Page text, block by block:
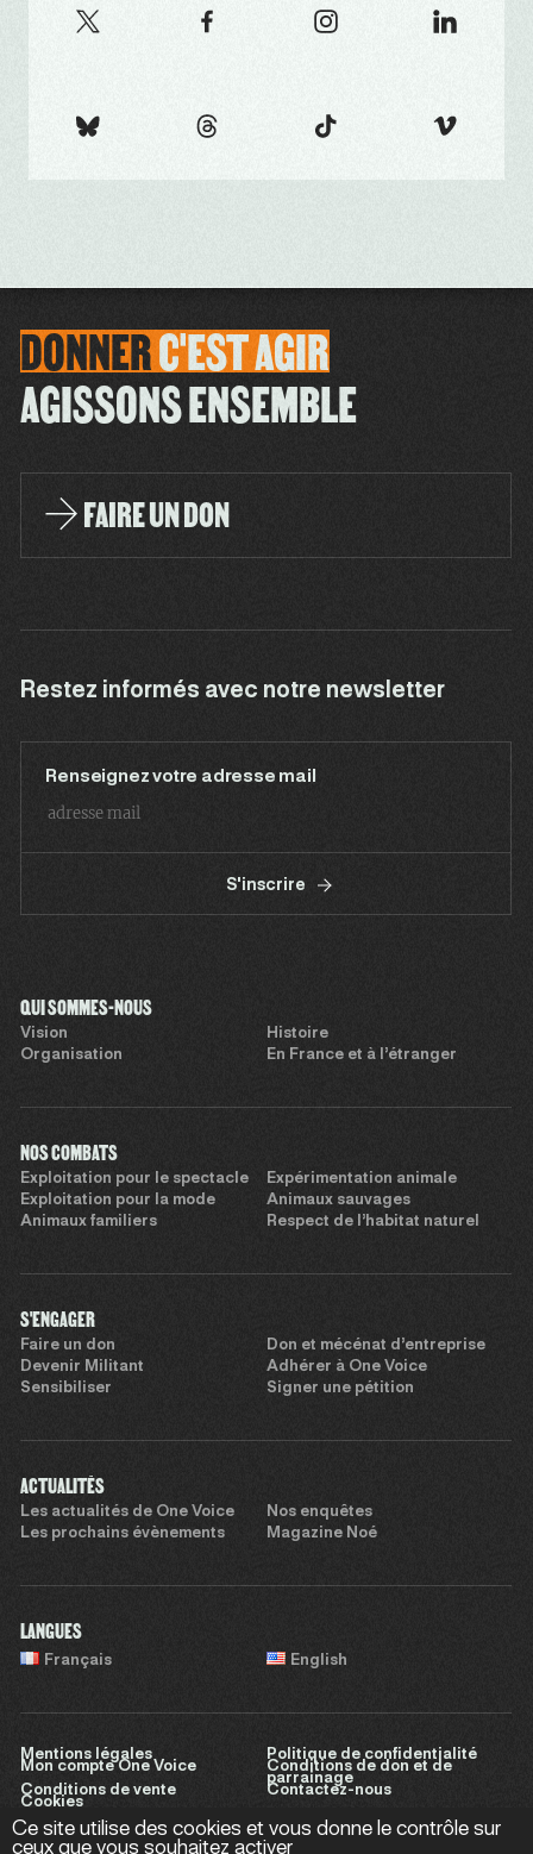
DONNERC'ESTAGIR
AGISSONS ENSEMBLE
FAIRE UN DON
Restez informés avec notre newsletter
Renseignez votre adresse mail
S'inscrire
QUI SOMMES-NOUS
Vision
Histoire
Organisation
En France et à l’étranger
NOS COMBATS
Exploitation pour le spectacle
Expérimentation animale
Exploitation pour la mode
Animaux sauvages
Animaux familiers
Respect de l’habitat naturel
S'ENGAGER
Faire un don
Don et mécénat d’entreprise
Devenir Militant
Adhérer à One Voice
Sensibiliser
Signer une pétition
ACTUALITÉS
Les actualités de One Voice
Nos enquêtes
Les prochains évènements
Magazine Noé
LANGUES
Français English
Mentions légales
Politique de confidentialité
Mon compte One Voice
Conditions de don et de
parrainage
Conditions de vente
Contactez-nous
Cookies
Ce site utilise des cookies et vous donne le contrôle sur
ceux que vous souhaitez activer